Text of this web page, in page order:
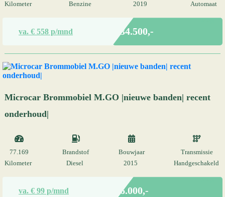
Kilometer
Benzine
2019
Automaat
va. € 558 p/mnd € 34.500,-
Microcar Brommobiel M.GO |nieuwe banden| recent
onderhoud|
77.169
Kilometer
Brandstof
Diesel
Bouwjaar
2015
Transmissie
Handgeschakeld
va. € 99 p/mnd € 6.000,-